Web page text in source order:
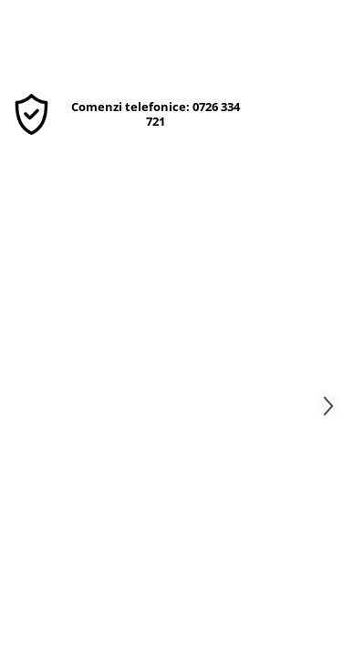
Comenzi telefonice: 0726 334
721